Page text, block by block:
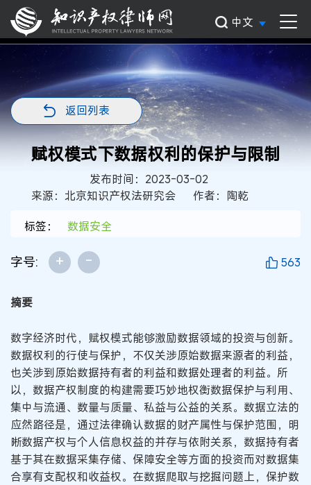
中文
返回列表
赋权模式下数据权利的保护与限制
发布时间：2023-03-02
来源：北京知识产权法研究会
作者：陶乾
标签：
数据安全
字号: + - 563
摘要
数字经济时代，赋权模式能够激励数据领域的投资与创新。
数据权利的行使与保护，不仅关涉原始数据来源者的利益，
也关涉到原始数据持有者的利益和数据处理者的利益。所
以，数据产权制度的构建需要巧妙地权衡数据保护与利用、
集中与流通、数量与质量、私益与公益的关系。数据立法的
应然路径是，通过法律确认数据的财产属性与保护范围，明
晰数据产权与个人信息权益的并存与依附关系，数据持有者
基于其在数据采集存储、保障安全等方面的投资而对数据集
合享有支配权和收益权。在数据爬取与挖掘问题上，保护数